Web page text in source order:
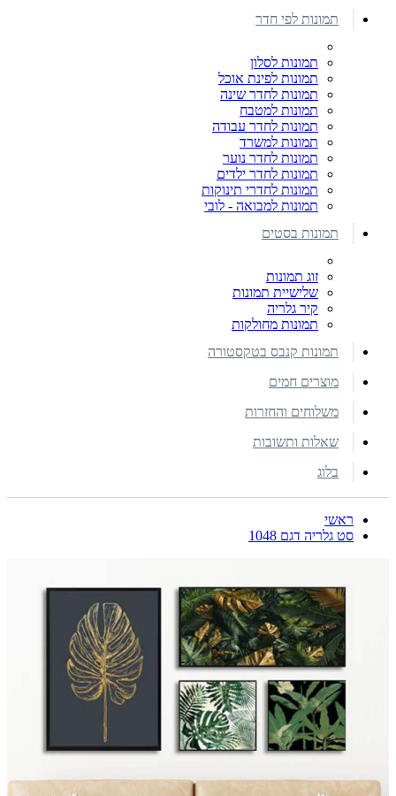
תמונות לפי חדר
תמונות לסלון
תמונות לפינת אוכל
תמונות לחדר שינה
תמונות למטבח
תמונות לחדר עבודה
תמונות למשרד
תמונות לחדר נוער
תמונות לחדר ילדים
תמונות לחדרי תינוקות
תמונות למבואה - לובי
תמונות בסטים
זוג תמונות
שלישיית תמונות
קיר גלריה
תמונות מחולקות
תמונות קנבס בטקסטורה
מוצרים חמים
משלוחים והחזרות
שאלות ותשובות
בלוג
ראשי
סט גלריה דגם 1048